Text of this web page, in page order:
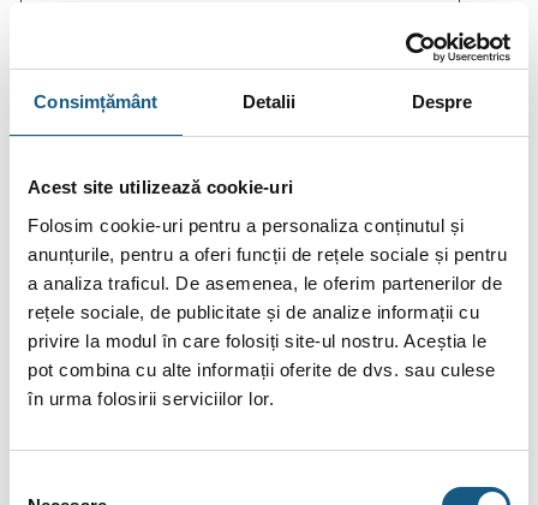
Consimțământ Detalii Despre
Acest site utilizează cookie-uri
Folosim cookie-uri pentru a personaliza conținutul și
anunțurile, pentru a oferi funcții de rețele sociale și pentru
a analiza traficul. De asemenea, le oferim partenerilor de
rețele sociale, de publicitate și de analize informații cu
privire la modul în care folosiți site-ul nostru. Aceștia le
pot combina cu alte informații oferite de dvs. sau culese
în urma folosirii serviciilor lor.
De la247.25lei/lună în lunare de la
tbi bank
Fotografiile produselor au caracter informativ și pot
asemenea, unele specificații pot fi modificate de către
producător fără preaviz sau pot conține erori de operare.
Recenzii publicate de clienți: